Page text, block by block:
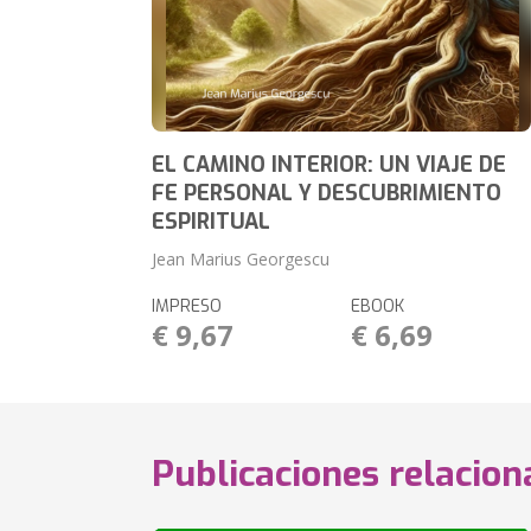
EL CAMINO INTERIOR: UN VIAJE DE
FE PERSONAL Y DESCUBRIMIENTO
ESPIRITUAL
Jean Marius Georgescu
IMPRESO
€ 9,67
EBOOK
€ 6,69
Publicaciones